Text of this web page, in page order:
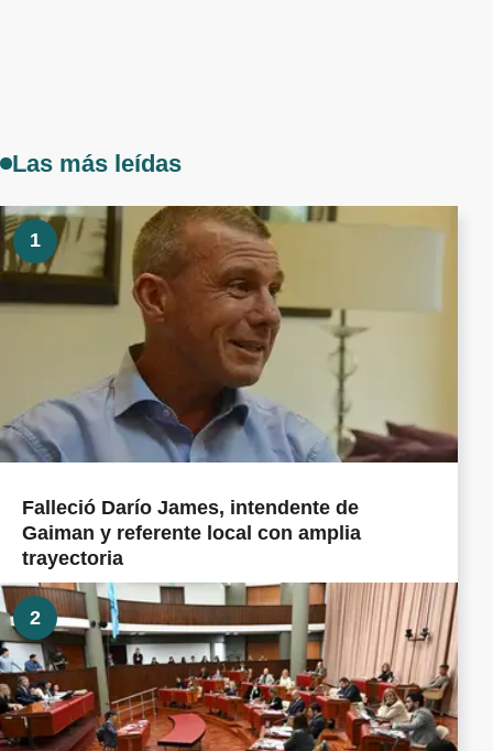
Las más leídas
1
Falleció Darío James, intendente de
Gaiman y referente local con amplia
trayectoria
2